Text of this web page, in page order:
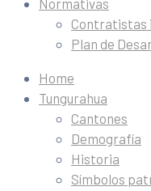
Normativas
Contratistas
Plan de
Home
Tungurahua
Cantones
Demografía
Historia
Símbolos